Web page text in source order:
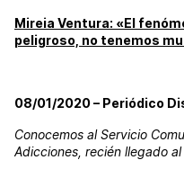
Mireia Ventura: «El
peligroso, no tenemos
08/01/2020 – Periódico
Conocemos al Servicio
Adicciones, recién llegado